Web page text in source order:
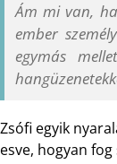
Ám mi van,
ember
egymás
Zsófi egyik
esve, hogyan